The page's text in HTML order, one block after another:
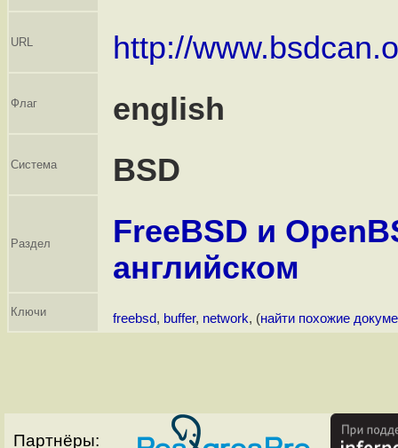
URL http://
Флаг english
Система BSD
Раздел
FreeBSD и
английском
Ключи freebsd, buffer, network, (найти похожие
Партнёры: